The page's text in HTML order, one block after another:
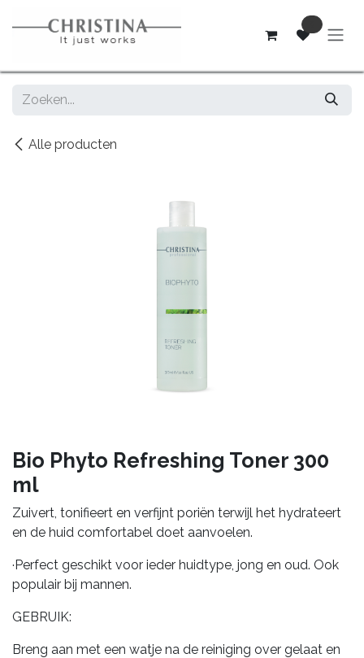
Alle producten
Bio Phyto Refreshing Toner 300
ml
Zuivert, tonifieert en verfijnt poriën terwijl het hydrateert
en de huid comfortabel doet aanvoelen.
·Perfect geschikt voor ieder huidtype, jong en oud. Ook
populair bij mannen.
GEBRUIK:
Breng aan met een watje na de reiniging over gelaat en